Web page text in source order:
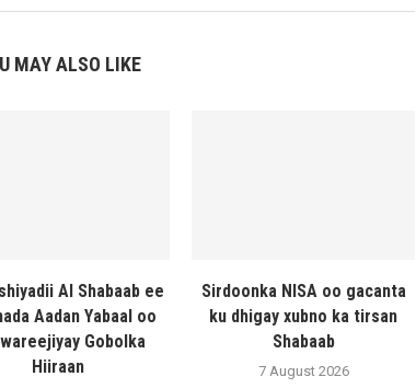
MAY ALSO LIKE
Al Shabaab ee
Aadan Yabaal oo
Gobolka
Hiiraan
Sirdoonka NISA oo gacanta
ku dhigay xubno ka tirsan
Shabaab
7 August 2026